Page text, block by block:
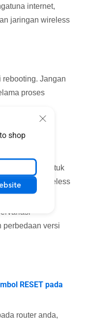
shop
internet,
jaringan wireless
rebooting. Jangan
proses
Web GUI untuk
ASUS Wireless
perbedaan versi
RESET pada
router anda,